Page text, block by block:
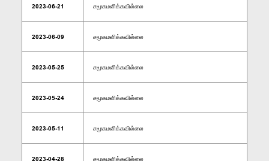
2023-06-21 சமூகமளிக்கவில்லை
2023-06-09 சமூகமளிக்கவில்லை
2023-05-25 சமூகமளிக்கவில்லை
2023-05-24 சமூகமளிக்கவில்லை
2023-05-11 சமூகமளிக்கவில்லை
2023-04-28 சமூகமளிக்கவில்லை